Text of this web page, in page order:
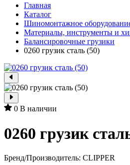
Главная
Каталог
Шиномонтажное
Материалы, инструменты и
Балансировочные грузики
0260 грузик сталь (50)
0 В наличии
0260 грузик
Бренд/Производитель: CLIPPER